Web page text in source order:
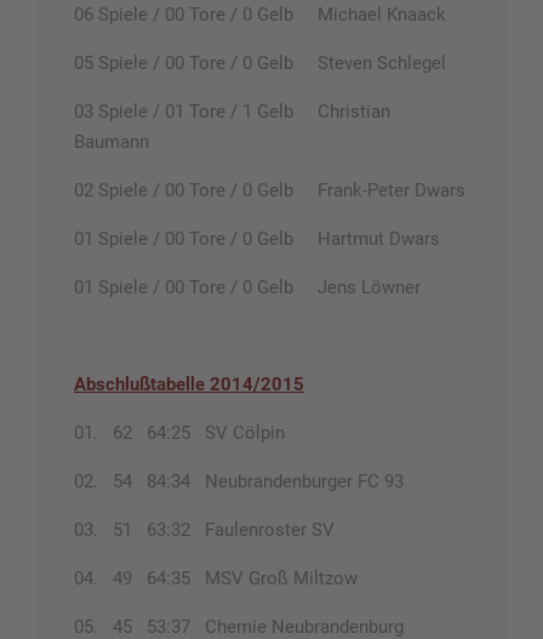
06 Spiele / 00 Tore / 0 Gelb Michael Knaack
05 Spiele / 00 Tore / 0 Gelb Steven Schlegel
03 Spiele / 01 Tore / 1 Gelb Christian
Baumann
02 Spiele / 00 Tore / 0 Gelb Frank-Peter Dwars
01 Spiele / 00 Tore / 0 Gelb Hartmut Dwars
01 Spiele / 00 Tore / 0 Gelb Jens Löwner
Abschlußtabelle 2014/2015
01. 62 64:25 SV Cölpin
02. 54 84:34 Neubrandenburger FC 93
03. 51 63:32 Faulenroster SV
04. 49 64:35 MSV Groß Miltzow
05. 45 53:37 Chemie Neubrandenburg